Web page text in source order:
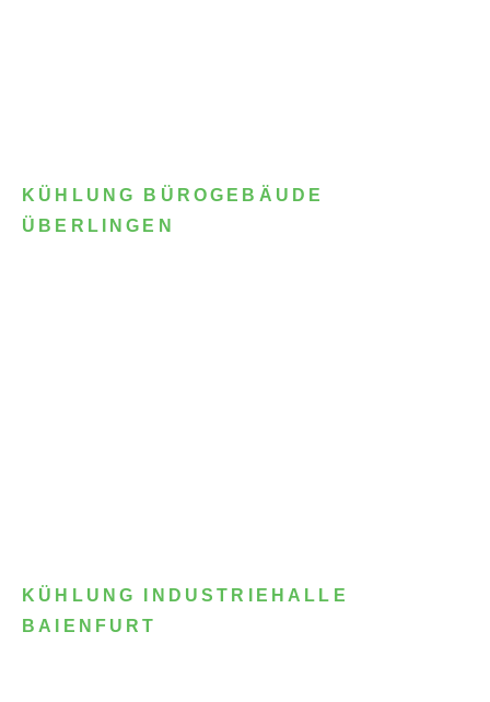
KÜHLUNG BÜROGEBÄUDE
ÜBERLINGEN
KÜHLUNG INDUSTRIEHALLE
BAIENFURT